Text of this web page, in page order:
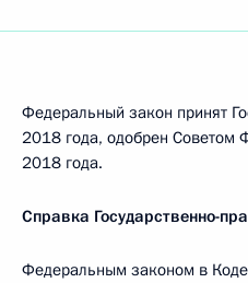
Федеральный закон принят
2018 года, одобрен Советом
2018 года.
Справка Государственно-
Федеральным законом в